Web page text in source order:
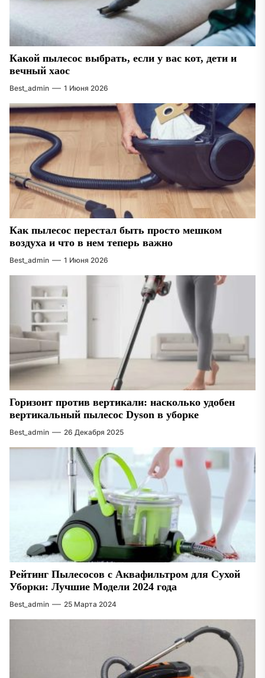
Какой пылесос выбрать, если у вас кот, дети и
вечный хаос
Best_admin 1 Июня 2026
Как пылесос перестал быть просто мешком
воздуха и что в нем теперь важно
Best_admin 1 Июня 2026
Горизонт против вертикали: насколько удобен
вертикальный пылесос Dyson в уборке
Best_admin 26 Декабря 2025
Рейтинг Пылесосов с Аквафильтром для Сухой
Уборки: Лучшие Модели 2024 года
Best_admin 25 Марта 2024